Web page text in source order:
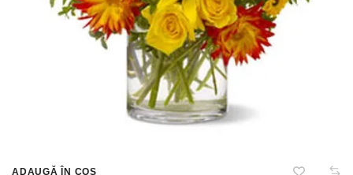
ADAUGĂ ÎN COȘ